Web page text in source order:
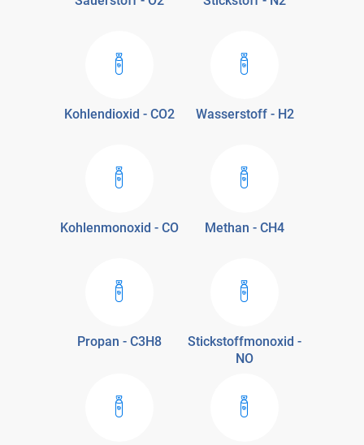
Kohlendioxid - CO2 Wasserstoff - H2
Kohlenmonoxid - CO Methan - CH4
Propan - C3H8
Stickstoffmonoxid -
NO